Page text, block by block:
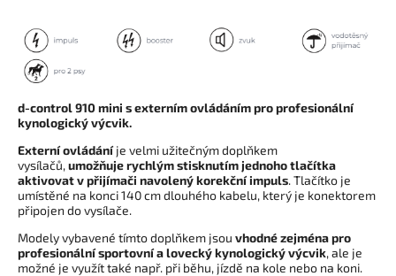
d-control 910 mini s externím ovládáním pro profesionální
kynologický výcvik.
Externí ovládání je velmi užitečným doplňkem
vysílačů,umožňuje rychlým stisknutím jednoho tlačítka
aktivovat v přijímači navolený korekční impuls. Tlačítko je
umístěné na konci 140 cm dlouhého kabelu, který je konektorem
připojen do vysílače.
Modely vybavené tímto doplňkem jsou vhodné zejména pro
profesionální sportovní a lovecký kynologický výcvik, ale je
možné je využít také např. při běhu, jízdě na kole nebo na koni.